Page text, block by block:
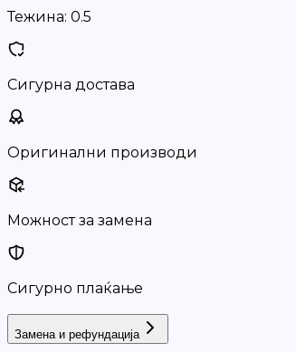
Тежина: 0.5
Сигурна достава
Оригинални производи
Можност за замена
Сигурно плаќање
Замена и рефундација